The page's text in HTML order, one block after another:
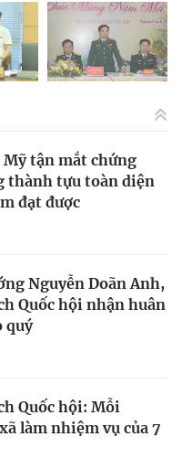
Mỹ tận mắt chứng
thành tựu toàn diện
đạt được
Nguyễn Doãn Anh,
Quốc hội nhận huân
quý
Quốc hội: Mỗi
làm nhiệm vụ của 7